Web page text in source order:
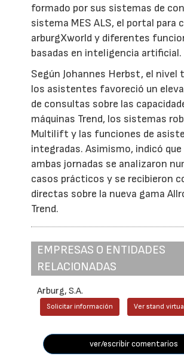
formado por sus sistemas de
sistema MES ALS, el portal para
arburgXworld y diferentes
basadas en inteligencia artificial.
Según Johannes Herbst, el nivel
los asistentes favoreció un
de consultas sobre las
máquinas Trend, los sistemas
Multilift y las funciones de
integradas. Asimismo, indicó
ambas jornadas se analizaron
casos prácticos y se recibieron
directas sobre la nueva gama
Trend.
EMPRESAS O ENTIDADES
RELACIONADAS
Arburg, S.A.
Solicitar información Ver stand
ver/escribir comentarios